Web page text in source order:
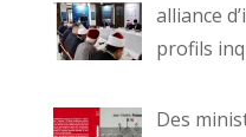
alliance
profils
Des